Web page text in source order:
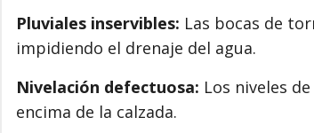
Pluviales inservibles: Las bocas de
impidiendo el drenaje del agua.
Nivelación defectuosa: Los niveles
encima de la calzada.